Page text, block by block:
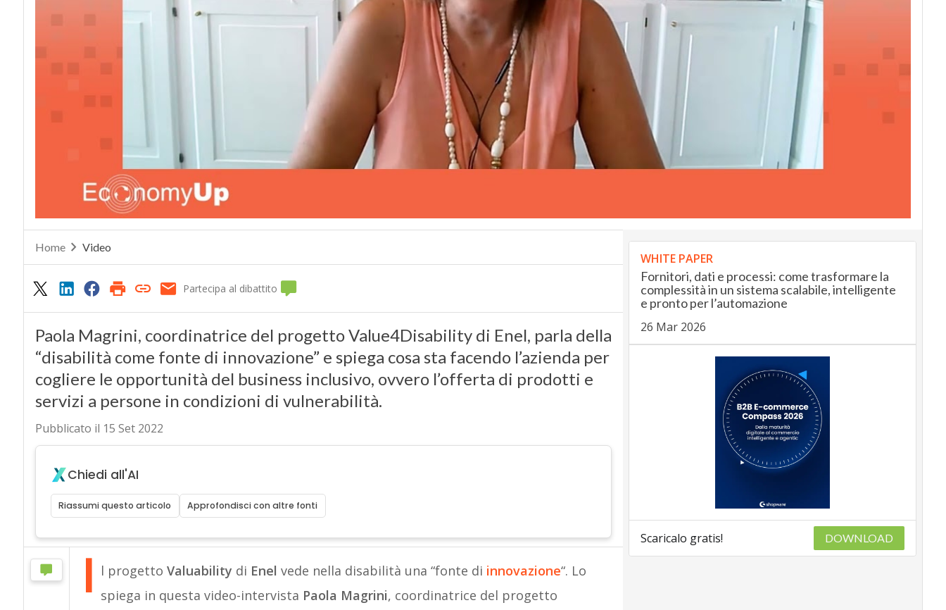
Home Video
Partecipa al dibattito
Paola Magrini, coordinatrice del progetto Value4Disability di Enel, parla della
“disabilità come fonte di innovazione” e spiega cosa sta facendo l’azienda per
cogliere le opportunità del business inclusivo, ovvero l’offerta di prodotti e
servizi a persone in condizioni di vulnerabilità.
Pubblicato il 15 Set 2022
Chiedi all'AI
Riassumi questo articolo Approfondisci con altre fonti
I l progetto Valuability di Enel vede nella disabilità una “fonte di innovazione“. Lo
spiega in questa video-intervista Paola Magrini, coordinatrice del progetto
WHITE PAPER
Fornitori, dati e processi: come trasformare la
complessità in un sistema scalabile, intelligente
e pronto per l’automazione
26 Mar 2026
Scaricalo gratis! DOWNLOAD